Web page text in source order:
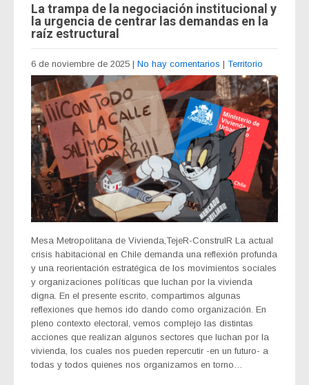
La trampa de la negociación institucional y
la urgencia de centrar las demandas en la
raíz estructural
6 de noviembre de 2025 | No hay comentarios | Territorio
Mesa Metropolitana de Vivienda,TejeR-ConstruIR La actual
crisis habitacional en Chile demanda una reflexión profunda
y una reorientación estratégica de los movimientos sociales
y organizaciones políticas que luchan por la vivienda
digna. En el presente escrito, compartimos algunas
reflexiones que hemos ido dando como organización. En
pleno contexto electoral, vemos complejo las distintas
acciones que realizan algunos sectores que luchan por la
vivienda, los cuales nos pueden repercutir -en un futuro- a
todas y todos quienes nos organizamos en torno…